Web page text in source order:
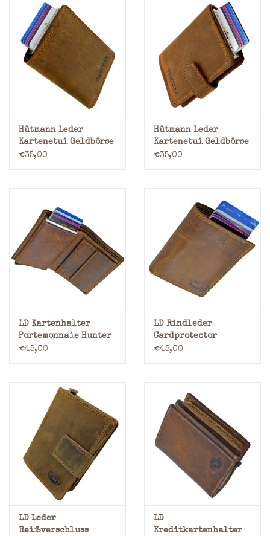
Hütmann Leder
Kartenetui Geldbörse
mit RFID – Kompaktes
€35,00
Hütmann Leder
Kartenetui Geldbörse
mit Münzfach & RFID –
€35,00
LD Kartenhalter
Portemonnaie Hunter
Rindleder mit
€45,00
LD Rindleder
Cardprotector
Portemonnaie mit
€45,00
LD Leder
Reißverschluss
LD
Kreditkartenhalter